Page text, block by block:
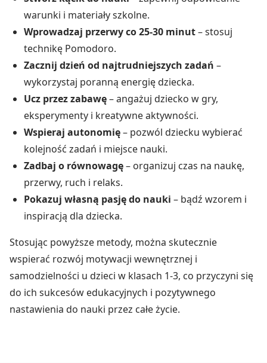
warunki i materiały szkolne.
Wprowadzaj przerwy co 25-30 minut– stosuj
technikę Pomodoro.
Zacznij dzień od najtrudniejszych zadań –
wykorzystaj poranną energię dziecka.
Ucz przez zabawę– angażuj dziecko w gry,
eksperymenty i kreatywne aktywności.
Wspieraj autonomię– pozwól dziecku wybierać
kolejność zadań i miejsce nauki.
Zadbaj o równowagę– organizuj czas na naukę,
przerwy, ruch i relaks.
Pokazuj własną pasję do nauki – bądź wzorem i
inspiracją dla dziecka.
Stosując powyższe metody, można skutecznie
wspierać rozwój motywacji wewnętrznej i
samodzielności u dzieci w klasach 1-3, co przyczyni się
do ich sukcesów edukacyjnych i pozytywnego
nastawienia do nauki przez całe życie.